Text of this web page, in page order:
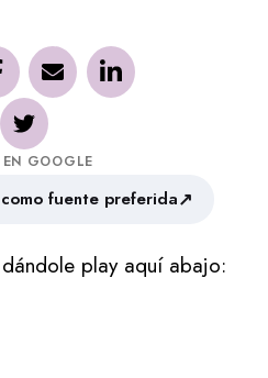
GOOGLE
fuente preferida↗
play aquí abajo: